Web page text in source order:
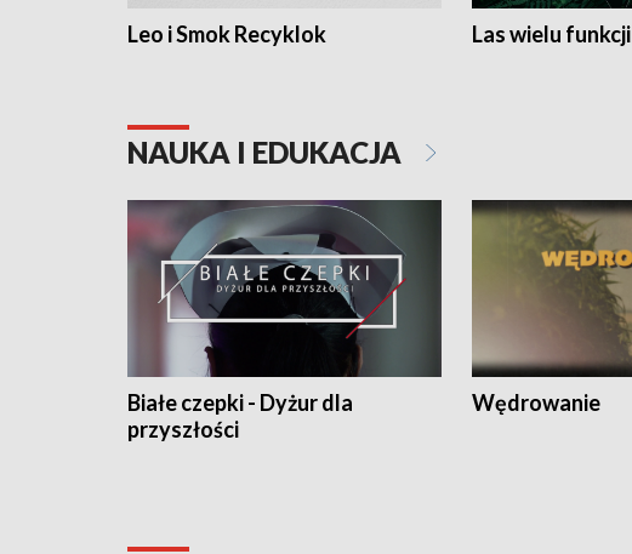
Leo i Smok Recyklok Las wielu funkcji
NAUKA I EDUKACJA
Białe czepki - Dyżur dla
przyszłości
Wędrowanie